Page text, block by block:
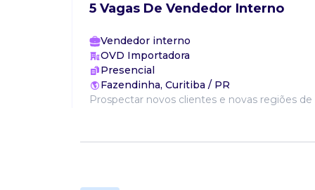
5 Vagas De Vendedor Interno
Vendedor interno
OVD Importadora
Presencial
Fazendinha, Curitiba / PR
Prospectar novos clientes e novas regiões de
...